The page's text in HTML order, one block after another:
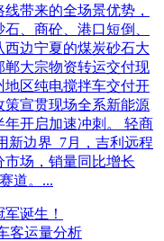
带来的全场景优势，
、商砼、港口短倒、
边宁夏的煤炭砂石大
郸大宗物资转运交付现
区纯电搅拌车交付开
策宣贯现场全系新能源
开启加速冲刺。 轻商
新边界 7月，吉利远程
场，销量同比增长
道。...
诞生！
客运量分析